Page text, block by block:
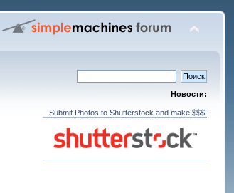
Новости:
Submit Photos to Shutterstock and make $$$!